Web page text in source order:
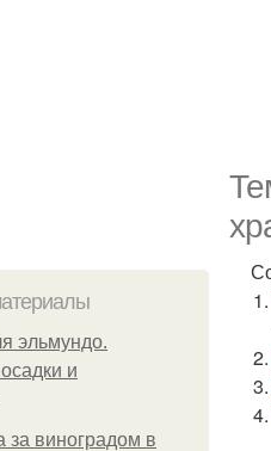
эльмундо.
и
за виноградом в